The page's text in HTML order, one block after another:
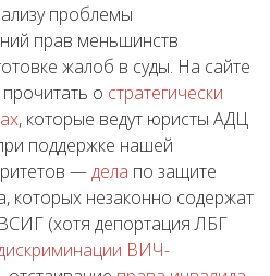
проблемы
прав меньшинств
жалоб в суды. На сайте
о стратегически
, которые ведут юристы АДЦ
поддержке нашей
—дела по защите
которых незаконно содержат
(хотя депортация ЛБГ
ВИЧ-